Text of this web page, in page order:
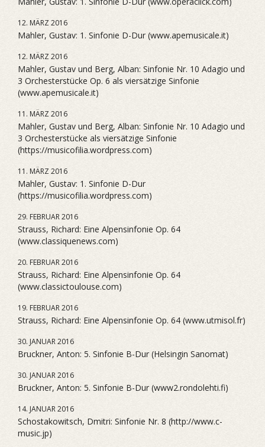
12. MÄRZ 2016
Mahler, Gustav: 1. Sinfonie D-Dur (www.apemusicale.it)
12. MÄRZ 2016
Mahler, Gustav und Berg, Alban: Sinfonie Nr. 10 Adagio und
3 Orchesterstücke Op. 6 als viersätzige Sinfonie
(www.apemusicale.it)
11. MÄRZ 2016
Mahler, Gustav und Berg, Alban: Sinfonie Nr. 10 Adagio und
3 Orchesterstücke als viersätzige Sinfonie
(https://musicofilia.wordpress.com)
11. MÄRZ 2016
Mahler, Gustav: 1. Sinfonie D-Dur
(https://musicofilia.wordpress.com)
29. FEBRUAR 2016
Strauss, Richard: Eine Alpensinfonie Op. 64
(www.classiquenews.com)
20. FEBRUAR 2016
Strauss, Richard: Eine Alpensinfonie Op. 64
(www.classictoulouse.com)
19. FEBRUAR 2016
Strauss, Richard: Eine Alpensinfonie Op. 64 (www.utmisol.fr)
30. JANUAR 2016
Bruckner, Anton: 5. Sinfonie B-Dur (Helsingin Sanomat)
30. JANUAR 2016
Bruckner, Anton: 5. Sinfonie B-Dur (www2.rondolehti.fi)
14. JANUAR 2016
Schostakowitsch, Dmitri: Sinfonie Nr. 8 (http://www.c-
music.jp)